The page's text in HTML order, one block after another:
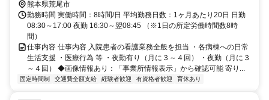
熊本県荒尾市
勤務時間 実働時間：8時間/日 平均勤務日数：1ヶ月あたり20日 日勤
08:30～17:00 夜勤 16:30～翌08:45 （※1日の所定労働時間数8時
間）
仕事内容 仕事内容 入院患者の看護業務全般を担当 ・各病棟への日常
生活支援 ・医療行為 等 ・夜勤有り（月に３～４回） ・夜勤（月に３
～４回） ◆画像情報あり：「事業所情報表示」から確認可能 寄り...
固定時間制 交通費全額支給 経験者歓迎 有資格者歓迎 育休あり